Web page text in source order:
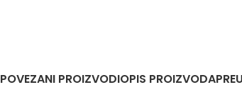
POVEZANI PROIZVODIOPIS PROIZVODA